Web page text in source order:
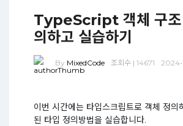
TypeScript 객체 구조
의하고 실습하기
By MixedCode 조회수 | 14671
이번 시간에는 타입스크립트로 객체 정의
된 타입 정의방법을 실습합니다.